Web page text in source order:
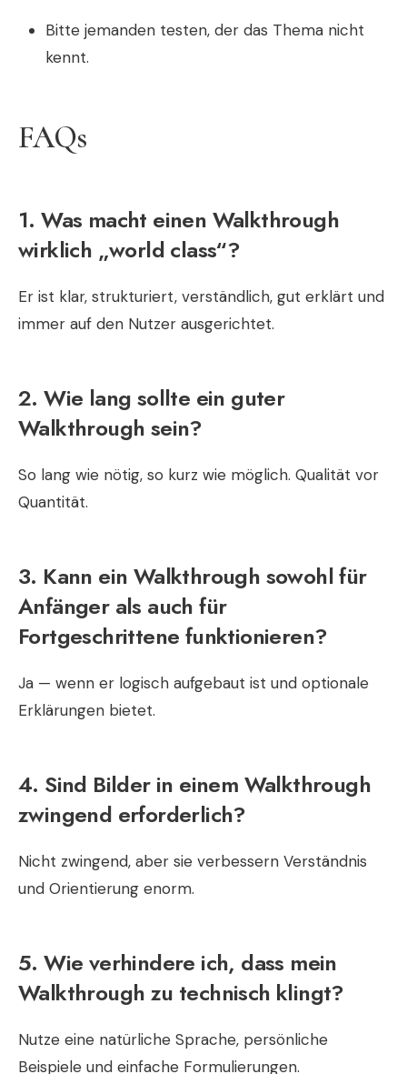
Bitte jemanden testen, der das Thema nicht
kennt.
FAQs
1. Was macht einen Walkthrough
wirklich „world class“?
Er ist klar, strukturiert, verständlich, gut erklärt und
immer auf den Nutzer ausgerichtet.
2. Wie lang sollte ein guter
Walkthrough sein?
So lang wie nötig, so kurz wie möglich. Qualität vor
Quantität.
3. Kann ein Walkthrough sowohl für
Anfänger als auch für
Fortgeschrittene funktionieren?
Ja — wenn er logisch aufgebaut ist und optionale
Erklärungen bietet.
4. Sind Bilder in einem Walkthrough
zwingend erforderlich?
Nicht zwingend, aber sie verbessern Verständnis
und Orientierung enorm.
5. Wie verhindere ich, dass mein
Walkthrough zu technisch klingt?
Nutze eine natürliche Sprache, persönliche
Beispiele und einfache Formulierungen.